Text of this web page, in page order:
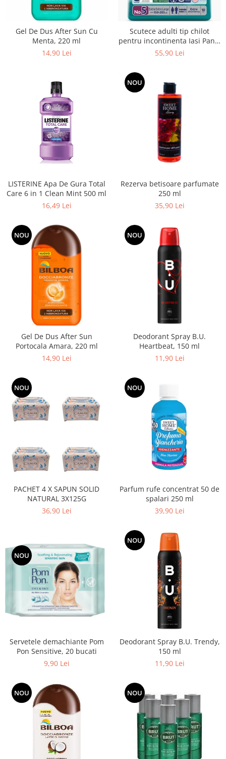
Balsam de par
Ceara de par si gel
Accesorii par
Cosmetice profesionale
Sampon de par
Vopsea de par si oxidant
Accesorii tuns si vopsit
Hair styling
Balsam de par
Ingrijire corp
Deodorante si antiperspirante
Lotiuni si creme de corp
Parfumuri
Produse pentru epilare
Produse pentru protectie solara
Servetele umede
Bureti de baie
Accesorii ingrijire corp
Creion si tus ochi
Ruj si creion buze
Produse stilizare sprancene
Accesorii machiaj
Igiena dentara
Periute de dinti
Pasta de dinti
Ata dentara
Adeziv dentar si ingrijire proteza
Igiena intima
Tampoane si absorbante
Geluri si deodorante igiena intima
Produse manichiura & pedichiura
Accesorii manichiura & pedichiura
Scutece adulti
Seturi cadou
Gel De Dus After Sun Cu
Menta, 220 ml
14,90 Lei
Scutece adulti tip chilot
pentru incontinenta Iasi Pants
Unisex, Marime XXL, 10 buc
55,90 Lei
LISTERINE Apa De Gura Total
Care 6 in 1 Clean Mint 500 ml
16,49 Lei
NOU
Rezerva betisoare parfumate
250 ml
35,90 Lei
NOU
Gel De Dus After Sun
Portocala Amara, 220 ml
14,90 Lei
NOU
Deodorant Spray B.U.
Heartbeat, 150 ml
11,90 Lei
NOU
PACHET 4 X SAPUN SOLID
NATURAL 3X125G
36,90 Lei
NOU
Parfum rufe concentrat 50 de
spalari 250 ml
39,90 Lei
NOU
Servetele demachiante Pom
Pon Sensitive, 20 bucati
9,90 Lei
NOU
Deodorant Spray B.U. Trendy,
150 ml
11,90 Lei
NOU NOU